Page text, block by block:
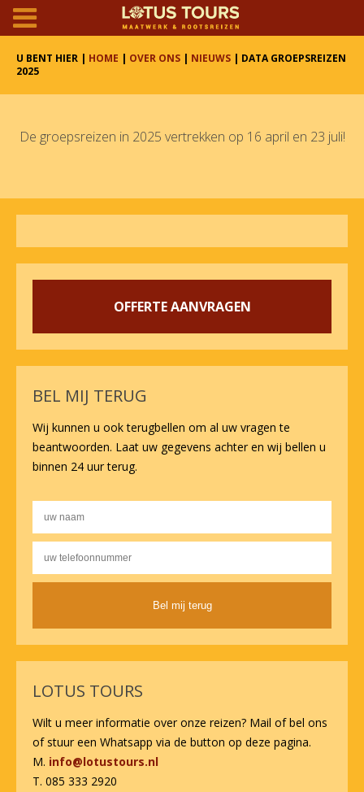
U BENT HIER | HOME | OVER ONS | NIEUWS | DATA GROEPSREIZEN
2025
De groepsreizen in 2025 vertrekken op 16 april en 23 juli!
OFFERTE AANVRAGEN
BEL MIJ TERUG
Wij kunnen u ook terugbellen om al uw vragen te
beantwoorden. Laat uw gegevens achter en wij bellen u
binnen 24 uur terug.
LOTUS TOURS
Wilt u meer informatie over onze reizen? Mail of bel ons
of stuur een Whatsapp via de button op deze pagina.
M. info@lotustours.nl
T. 085 333 2920